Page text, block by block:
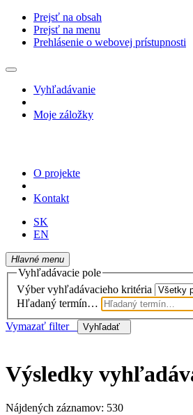
Prejsť na obsah
Prejsť na menu
Prehlásenie o webovej prístupnosti
Vyhľadávanie
Moje záložky
O projekte
Kontakt
SK
EN
Hlavné menu
Vyhľadávacie pole
Výber vyhľadávacieho kritéria
Hľadaný termín…
Vymazať filter
Vyhľadať
Výsledky
Nájdených záznamov: 530